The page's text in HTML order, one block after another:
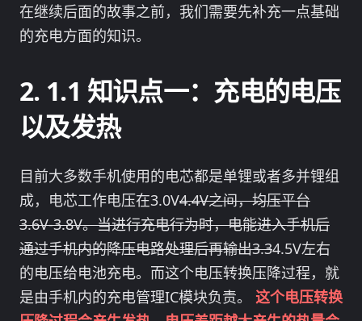
在继续后面的故事之前，我们需要先补充一点基础
的充电方面的知识。
1.1 知识点一：充电的电压
以及发热
目前大多数手机使用的电芯都是单锂或者多并锂组
成，电芯工作电压在3.0V4.4V之间，均压平台
3.6V-3.8V。当进行充电行为时，电能进入手机后
通过手机内的降压电路处理后再输出3.34.5V左右
的电压给电池充电。而这个电压转换压降过程，就
是由手机内的充电管理IC模块负责。 这个电压转换